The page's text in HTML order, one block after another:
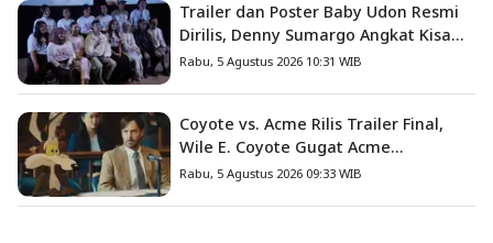
Trailer dan Poster Baby Udon Resmi
Dirilis, Denny Sumargo Angkat Kisah
Nyata Fanny Kondoh
Rabu, 5 Agustus 2026 10:31 WIB
Coyote vs. Acme Rilis Trailer Final,
Wile E. Coyote Gugat Acme
Corporation ke Pengadilan
Rabu, 5 Agustus 2026 09:33 WIB